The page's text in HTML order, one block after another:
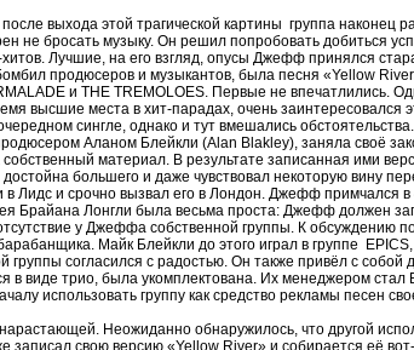
выхода этой трагической картины группа наконец
не бросать музыку. Он решил попробовать добиться
Лучшие, на его взгляд, опусы Джефф принялся
продюсеров и музыкантов, была песня «Yellow
и THE TREMOLOES. Первые не впечатлились.
высшие места в хит-парадах, очень
сингле, однако и тут вмешались
Аланом Блейкли (Alan Blakley), заняла своё
материал. В результате записанная ими
достойна большего и даже чувствовал некоторую вину
Лидс и срочно вызвал его в Лондон. Джефф примчался в
Брайана Лонгли была весьма проста: Джефф должен
у Джеффа собственной группы. К обсуждению
Майк Блейкли до этого играл в группе
группы согласился с радостью. Он также привёл с собой
в виде трио, была укомплектована. Их менеджером
использовать группу как средство рекламы песен
Неожиданно обнаружилось, что другой
свою версию «Yellow River» и собирается её